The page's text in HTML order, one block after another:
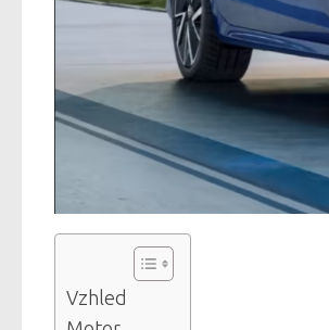
Vzhled